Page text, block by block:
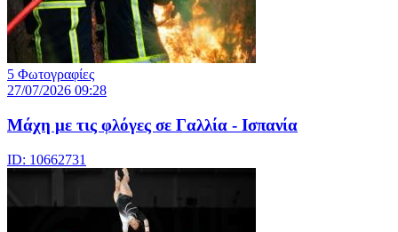
5 Φωτογραφίες
27/07/2026 09:28
Μάχη με τις φλόγες σε Γαλλία - Ισπανία
ID: 10662731